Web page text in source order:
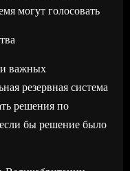
могут голосовать
важных
резервная система
решения по
бы решение было